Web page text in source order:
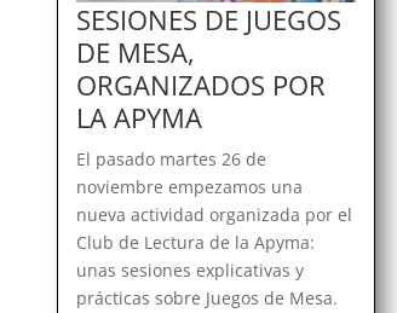
SESIONES DE JUEGOS
DE MESA,
ORGANIZADOS POR
LA APYMA
El pasado martes 26 de
noviembre empezamos una
nueva actividad organizada por el
Club de Lectura de la Apyma:
unas sesiones explicativas y
prácticas sobre Juegos de Mesa.